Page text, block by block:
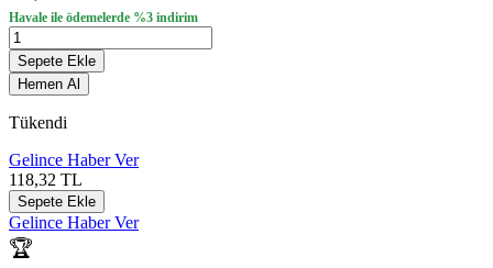
Havale ile ödemelerde %3 indirim
Sepete Ekle
Hemen Al
Tükendi
Gelince Haber Ver
118,32 TL
Sepete Ekle
Gelince Haber Ver
🏆